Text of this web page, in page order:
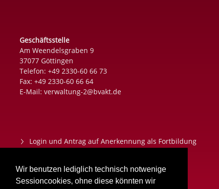
Wir benutzen lediglich technisch notwenige
Sessioncookies, ohne diese könnten wir
Geschäftsstelle
Am Weendelsgraben 9
37077 Göttingen
Telefon: +49 2330-60 66 73
Fax: +49 2330-60 66 64
E-Mail: verwaltung-2@bvakt.de
Login und Antrag auf Anerkennung als Fortbildung
Impressum